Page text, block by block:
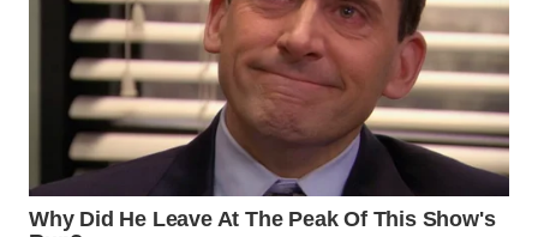
BOROBUDUR
WN
MADURA
WN
SURABAYA